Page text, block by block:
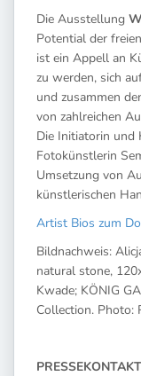
Die Ausstellung
Potential der
ist ein Appell an
zu werden, sich
und zusammen
von zahlreichen
Die Initiatorin und
Fotokünstlerin
Umsetzung von
künstlerischen
Artist Bios zum
Bildnachweis:
natural stone,
Kwade; KÖNIG
Collection. Photo:
PRESSEKONTAKT